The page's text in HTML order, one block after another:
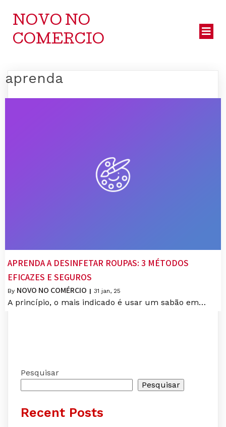
NOVO NO
COMERCIO
aprenda
APRENDA A DESINFETAR ROUPAS: 3 MÉTODOS
EFICAZES E SEGUROS
By NOVO NO COMÉRCIO | 31 jan, 25
A princípio, o mais indicado é usar um sabão em…
Pesquisar
Pesquisar
Recent Posts